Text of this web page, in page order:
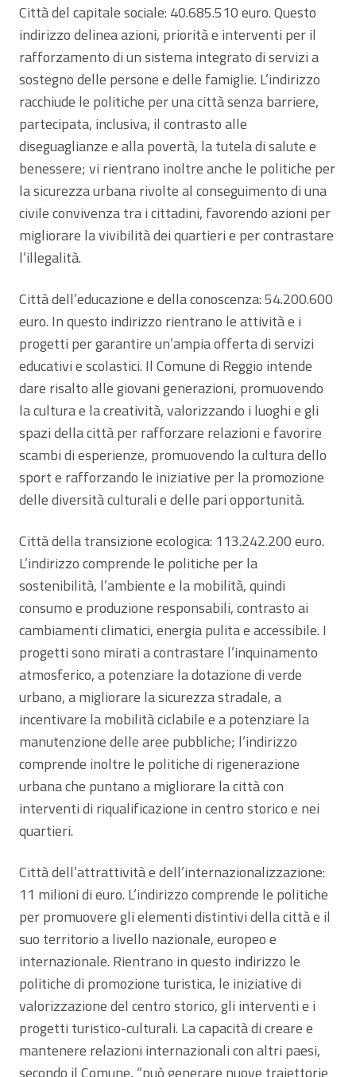
Città del capitale sociale: 40.685.510 euro. Questo
indirizzo delinea azioni, priorità e interventi per il
rafforzamento di un sistema integrato di servizi a
sostegno delle persone e delle famiglie. L’indirizzo
racchiude le politiche per una città senza barriere,
partecipata, inclusiva, il contrasto alle
diseguaglianze e alla povertà, la tutela di salute e
benessere; vi rientrano inoltre anche le politiche per
la sicurezza urbana rivolte al conseguimento di una
civile convivenza tra i cittadini, favorendo azioni per
migliorare la vivibilità dei quartieri e per contrastare
l’illegalità.
Città dell’educazione e della conoscenza: 54.200.600
euro. In questo indirizzo rientrano le attività e i
progetti per garantire un’ampia offerta di servizi
educativi e scolastici. Il Comune di Reggio intende
dare risalto alle giovani generazioni, promuovendo
la cultura e la creatività, valorizzando i luoghi e gli
spazi della città per rafforzare relazioni e favorire
scambi di esperienze, promuovendo la cultura dello
sport e rafforzando le iniziative per la promozione
delle diversità culturali e delle pari opportunità.
Città della transizione ecologica: 113.242.200 euro.
L’indirizzo comprende le politiche per la
sostenibilità, l’ambiente e la mobilità, quindi
consumo e produzione responsabili, contrasto ai
cambiamenti climatici, energia pulita e accessibile. I
progetti sono mirati a contrastare l’inquinamento
atmosferico, a potenziare la dotazione di verde
urbano, a migliorare la sicurezza stradale, a
incentivare la mobilità ciclabile e a potenziare la
manutenzione delle aree pubbliche; l’indirizzo
comprende inoltre le politiche di rigenerazione
urbana che puntano a migliorare la città con
interventi di riqualificazione in centro storico e nei
quartieri.
Città dell’attrattività e dell’internazionalizzazione:
11 milioni di euro. L’indirizzo comprende le politiche
per promuovere gli elementi distintivi della città e il
suo territorio a livello nazionale, europeo e
internazionale. Rientrano in questo indirizzo le
politiche di promozione turistica, le iniziative di
valorizzazione del centro storico, gli interventi e i
progetti turistico-culturali. La capacità di creare e
mantenere relazioni internazionali con altri paesi,
secondo il Comune, “può generare nuove traiettorie